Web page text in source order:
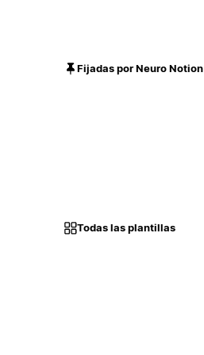
Fijadas por Neuro Notion
Todas las plantillas